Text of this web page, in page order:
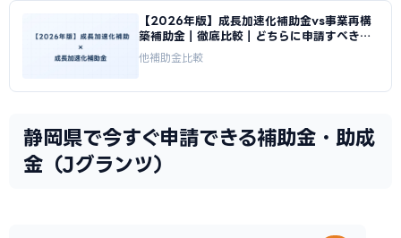
【2026年版】成長加速化補助金vs事業再構
築補助金｜徹底比較｜どちらに申請すべきか
｜成長加速化補助金ナビ
他補助金比較
静岡県で今すぐ申請できる補助金・助成
金（Jグランツ）